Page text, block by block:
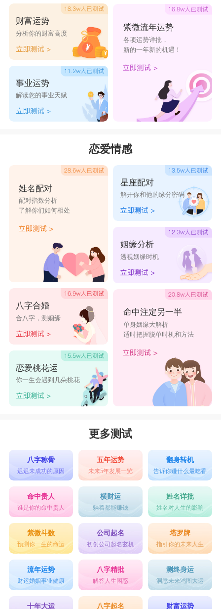
财富运势
分析你的财富高度
事业运势
解读您的事业天赋
紫微流年运势
各项运势详批，
新的一年新的机遇！
恋爱情感
姓名配对
配对指数分析
了解你们如何相处
八字合婚
合八字，测姻缘
恋爱桃花运
你一生会遇到几朵桃花
星座配对
解开你和他的缘分密码
姻缘分析
透视姻缘时机
命中注定另一半
单身姻缘大解析
适时把握脱单时机和方法
更多测试
八字称骨
迟迟未成功的原因
五年运势
未来5年发展一览
翻身转机
告诉你赚什么最吃香
命中贵人
谁是你的命中贵人
横财运
躺着都能赚钱
姓名详批
姓名对人生的影响
紫微斗数
预测你一生的命运
公司起名
初创公司起名玄机
塔罗牌
指引你的未来人生
流年运势
财运婚姻事业健康
八字精批
解答人生困惑
测终身运
洞悉未来鸿图大运
十年大运 八字起名 财富运势